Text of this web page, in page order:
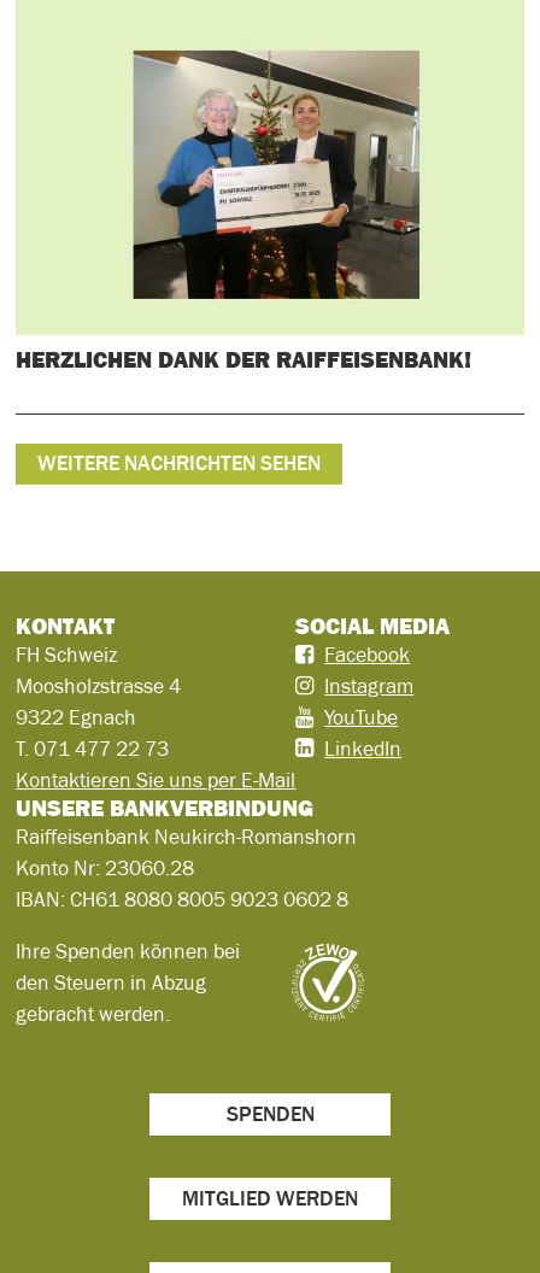
HERZLICHEN DANK DER RAIFFEISENBANK!
WEITERE NACHRICHTEN SEHEN
KONTAKT
FH Schweiz
Moosholzstrasse 4
9322 Egnach
T.071 477 22 73
Kontaktieren Sie uns per E-Mail
SOCIAL MEDIA
Facebook
Instagram
YouTube
LinkedIn
UNSERE BANKVERBINDUNG
Raiffeisenbank Neukirch-Romanshorn
Konto Nr: 23060.28
IBAN:CH61 8080 8005 9023 0602 8
Ihre Spenden können bei
den Steuern in Abzug
gebracht werden.
SPENDEN
MITGLIED WERDEN